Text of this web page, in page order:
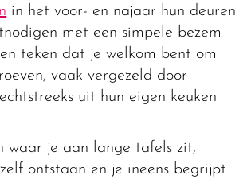
in het voor- en najaar hun deuren
met een simpele bezem
teken dat je welkom bent om
vaak vergezeld door
uit hun eigen keuken
waar je aan lange tafels zit,
ontstaan en je ineens begrijpt